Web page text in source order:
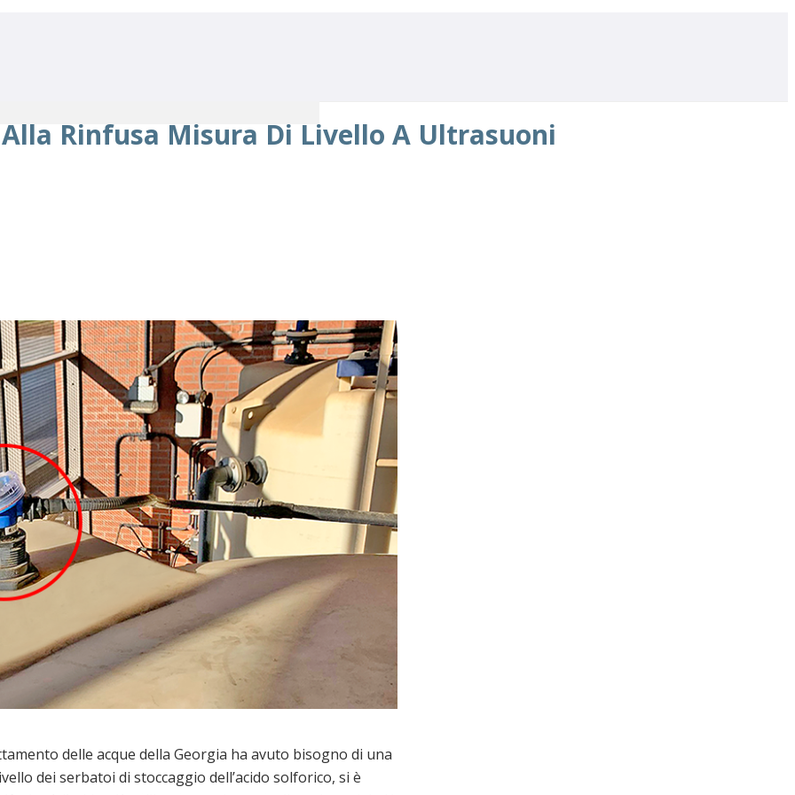
Rinfusa Misura Di Livello A Ultrasuoni
delle acque della Georgia ha avuto bisogno di una
dei serbatoi di stoccaggio dell’acido solforico, si è